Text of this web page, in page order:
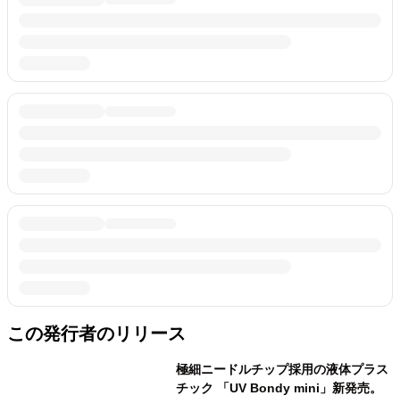
この発行者のリリース
極細ニードルチップ採用の液体プラス
チック 「UV Bondy mini」新発売。